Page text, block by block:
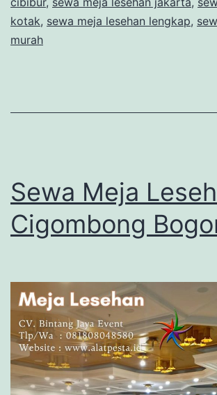
kotak, sewa meja lesehan lengkap,
murah
Sewa Meja
Cigombong